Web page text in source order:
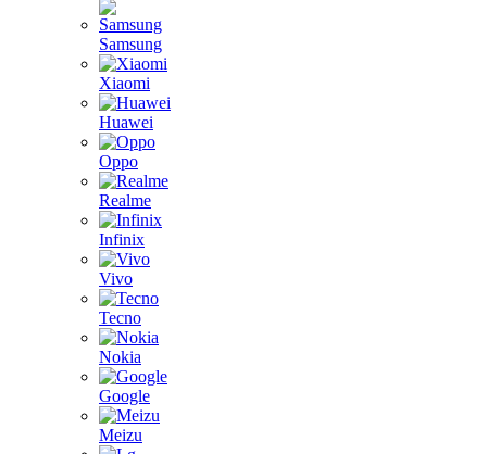
Samsung
Xiaomi
Huawei
Oppo
Realme
Infinix
Vivo
Tecno
Nokia
Google
Meizu